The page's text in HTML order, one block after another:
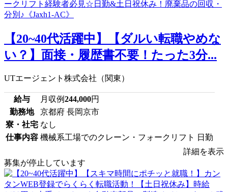
【20~40代活躍中】【ダルい転職やめな
い？】面接・履歴書不要！たった3分...
UTエージェント株式会社（関東）
給与 月収例244,000円
勤務地
京都府 長岡京市
寮・社宅 なし
仕事内容 機械系工場でのクレーン・フォークリフト 日勤
詳細を表示
募集が停止しています